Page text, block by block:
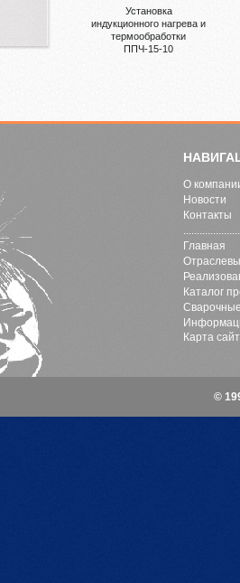
Установка
индукционного нагрева и
термообработки
ППЧ-15-10
О
Новости
Контакты
Главная
Каталог
Карта
©